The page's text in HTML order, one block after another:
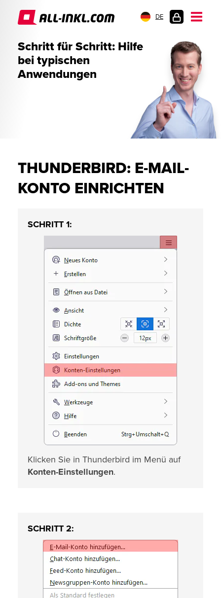
DE
Schritt für Schritt: Hilfe
bei typischen
Anwendungen
THUNDERBIRD: E-MAIL-
KONTO EINRICHTEN
SCHRITT 1:
Klicken Sie in Thunderbird im Menü auf
Konten-Einstellungen.
SCHRITT 2: